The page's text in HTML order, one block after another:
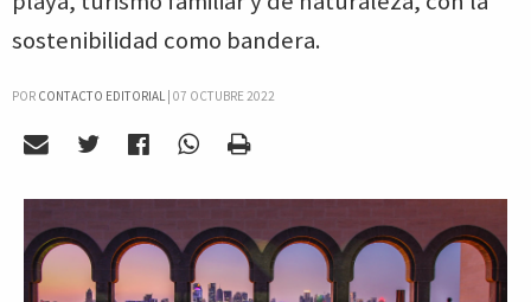
sostenibilidad como bandera.
POR CONTACTO EDITORIAL| 07 OCTUBRE 2022